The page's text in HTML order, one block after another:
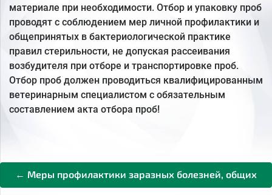
материале при необходимости. Отбор и упаковку проб
проводят с соблюдением мер личной профилактики и
общепринятых в бактериологической практике
правил стерильности, не допуская рассеивания
возбудителя при отборе и транспортировке проб.
Отбор проб должен проводиться квалифицированным
ветеринарным специалистом с обязательным
составлением акта отбора проб!
← Меры профилактики заразных болезней, общих